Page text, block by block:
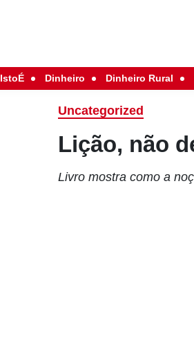
IstoÉ Dinheiro Dinheiro Rural
Uncategorized
Lição, não
Livro mostra como a